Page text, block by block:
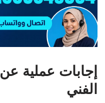
إجابات عملية
الفني